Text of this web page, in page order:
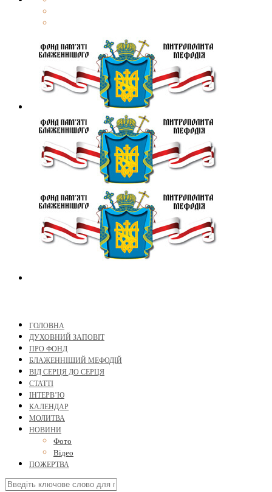
ГОЛОВНА
ДУХОВНИЙ ЗАПОВІТ
ПРО ФОНД
БЛАЖЕННІШИЙ МЕФОДІЙ
ВІД СЕРЦЯ ДО СЕРЦЯ
СТАТТІ
ІНТЕРВ’Ю
КАЛЕНДАР
МОЛИТВА
НОВИНИ
Фото
Відео
ПОЖЕРТВА